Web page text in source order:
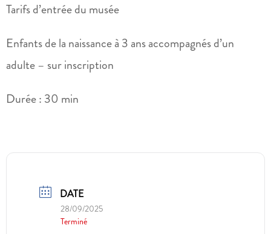
Tarifs d’entrée du musée
Enfants de la naissance à 3 ans accompagnés d’un
adulte – sur inscription
Durée : 30 min
DATE
28/09/2025
Terminé